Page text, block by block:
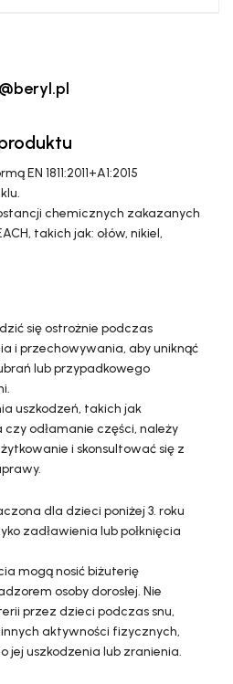
EN 1811:2011+A1:2015
chemicznych zakazanych
takich jak: ołów, nikiel,
się ostrożnie podczas
i przechowywania, aby uniknąć
lub przypadkowego
uszkodzeń, takich jak
odłamanie części, należy
i skonsultować się z
dla dzieci poniżej 3. roku
zadławienia lub połknięcia
mogą nosić biżuterię
osoby dorosłej. Nie
przez dzieci podczas snu,
aktywności fizycznych,
jej uszkodzenia lub zranienia.